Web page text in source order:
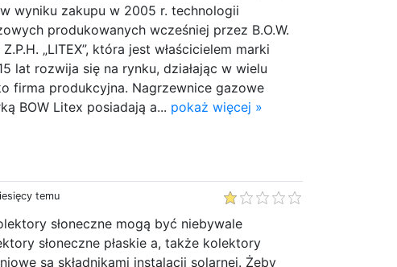
wyniku zakupu w 2005 r. technologii
produkowanych wcześniej przez B.O.W.
„LITEX”, która jest właścicielem marki
lat rozwija się na rynku, działając w wielu
firma produkcyjna. Nagrzewnice gazowe
BOW Litex posiadają a... pokaż więcej »
temu
słoneczne mogą być niebywale
słoneczne płaskie a, także kolektory
są składnikami instalacji solarnej. Żeby